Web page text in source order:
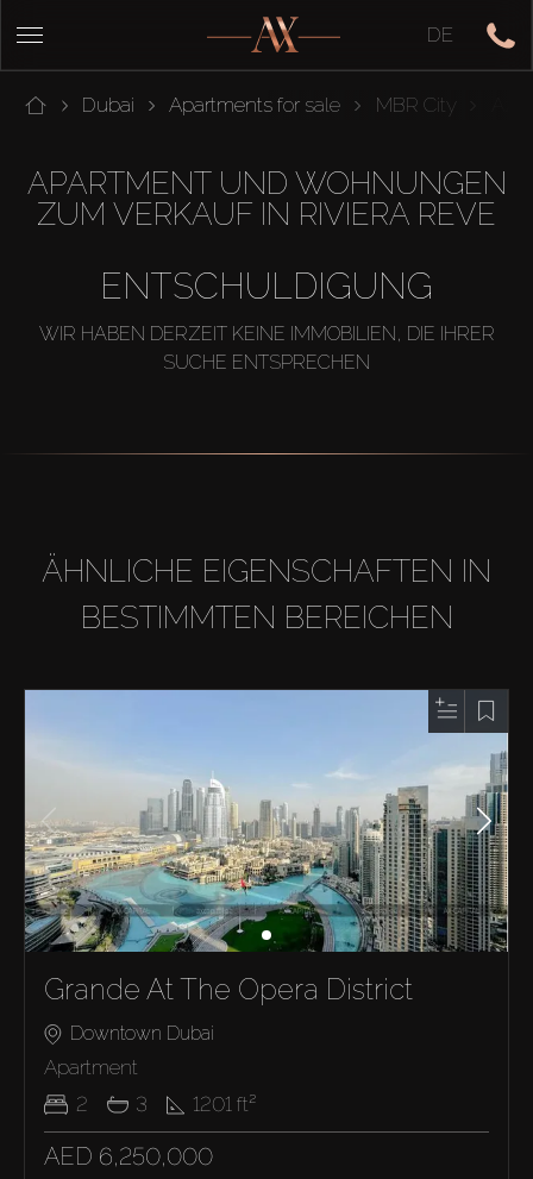
DE
Dubai Apartments for sale MBR City
APARTMENT UND WOHNUNGEN
ZUM VERKAUF IN RIVIERA REVE
ENTSCHULDIGUNG
WIR HABEN DERZEIT KEINE IMMOBILIEN, DIE IHRER
SUCHE ENTSPRECHEN
ÄHNLICHE EIGENSCHAFTEN IN
BESTIMMTEN BEREICHEN
Grande At The Opera District
Downtown Dubai
Apartment
2
3 1201 ft²
AED 6,250,000